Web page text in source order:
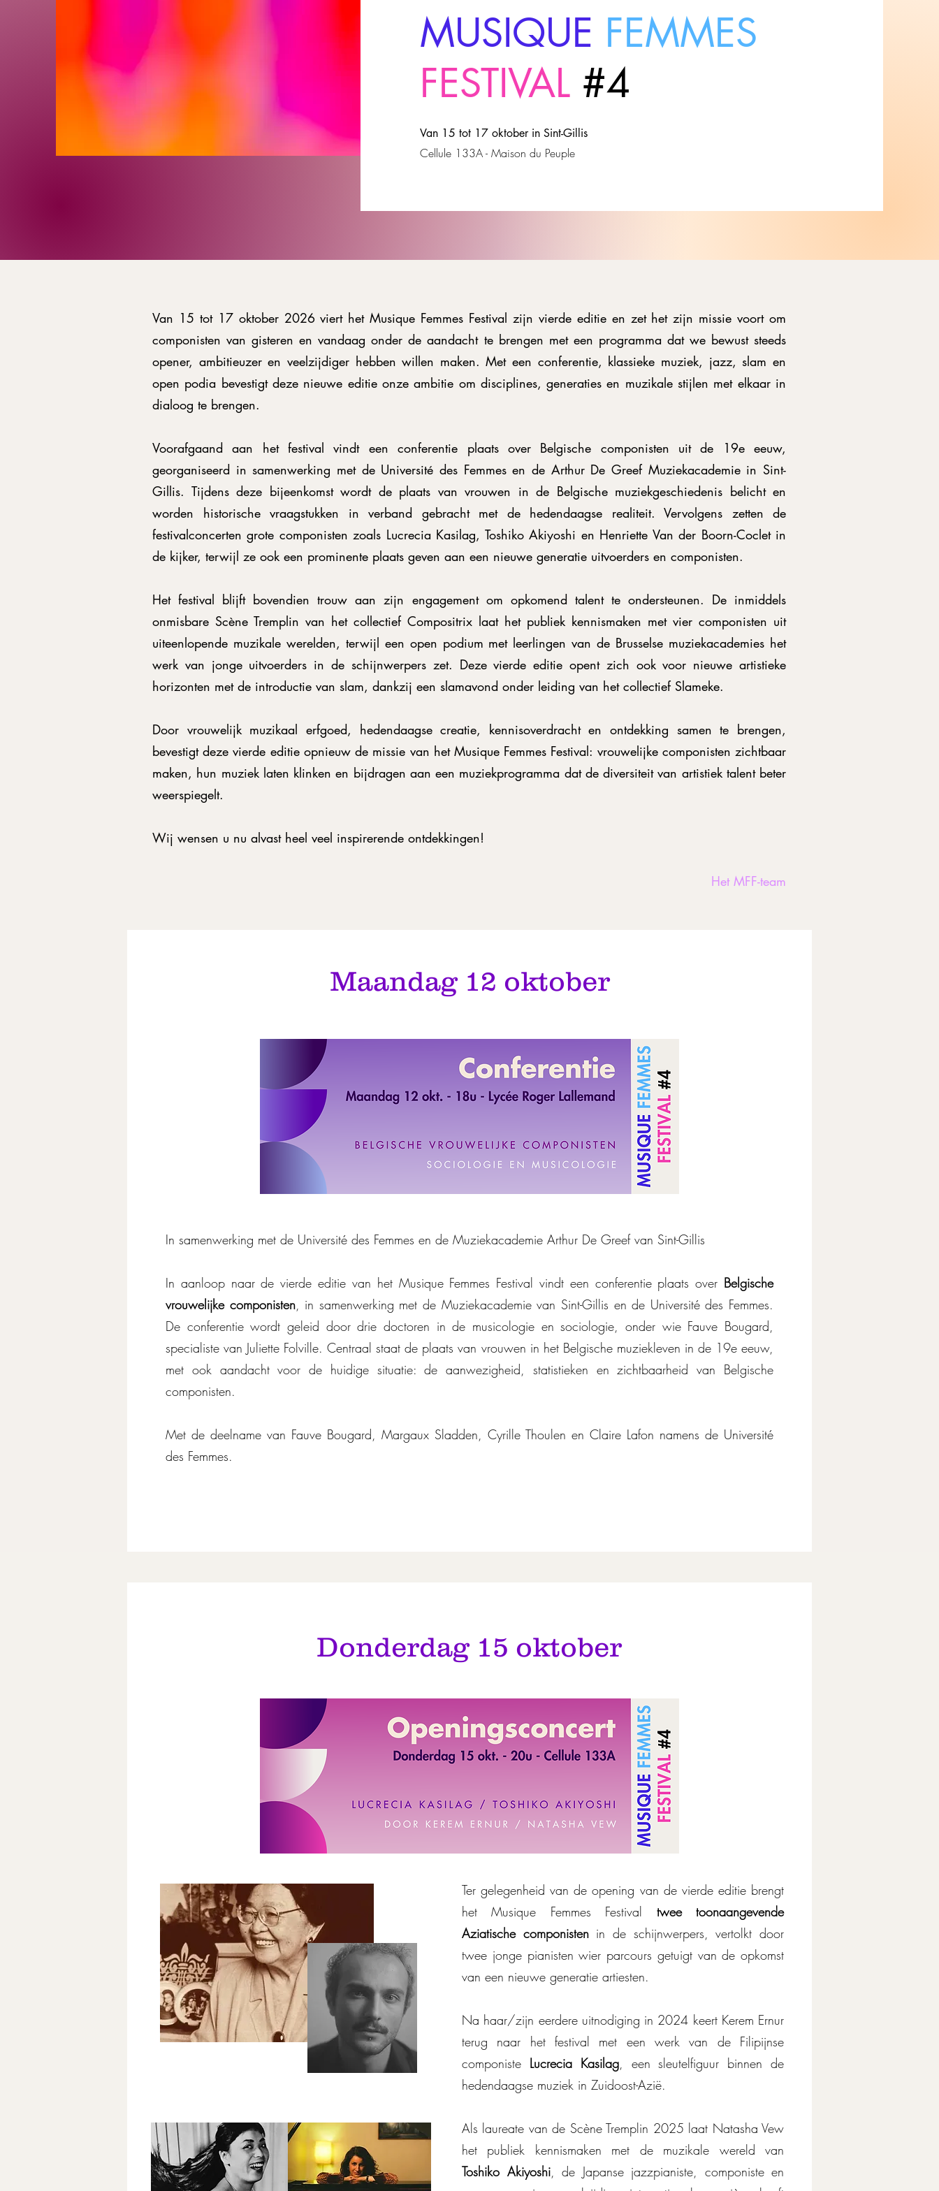
MUSIQUE FEMMES
FESTIVAL #4
Van 15 tot 17 oktober in Sint-Gillis
Cellule 133A - Maison du Peuple
Van 15 tot 17 oktober 2026 viert het Musique Femmes Festival zijn vierde editie en zet het zijn missie voort om
componisten van gisteren en vandaag onder de aandacht te brengen met een programma dat we bewust steeds
opener, ambitieuzer en veelzijdiger hebben willen maken. Met een conferentie, klassieke muziek, jazz, slam en
open podia bevestigt deze nieuwe editie onze ambitie om disciplines, generaties en muzikale stijlen met elkaar in
dialoog te brengen.
Voorafgaand aan het festival vindt een conferentie plaats over Belgische componisten uit de 19e eeuw,
georganiseerd in samenwerking met de Université des Femmes en de Arthur De Greef Muziekacademie in Sint-
Gillis. Tijdens deze bijeenkomst wordt de plaats van vrouwen in de Belgische muziekgeschiedenis belicht en
worden historische vraagstukken in verband gebracht met de hedendaagse realiteit. Vervolgens zetten de
festivalconcerten grote componisten zoals Lucrecia Kasilag, Toshiko Akiyoshi en Henriette Van der Boorn-Coclet in
de kijker, terwijl ze ook een prominente plaats geven aan een nieuwe generatie uitvoerders en componisten.
Het festival blijft bovendien trouw aan zijn engagement om opkomend talent te ondersteunen. De inmiddels
onmisbare Scène Tremplin van het collectief Compositrix laat het publiek kennismaken met vier componisten uit
uiteenlopende muzikale werelden, terwijl een open podium met leerlingen van de Brusselse muziekacademies het
werk van jonge uitvoerders in de schijnwerpers zet. Deze vierde editie opent zich ook voor nieuwe artistieke
horizonten met de introductie van slam, dankzij een slamavond onder leiding van het collectief Slameke.
Door vrouwelijk muzikaal erfgoed, hedendaagse creatie, kennisoverdracht en ontdekking samen te brengen,
bevestigt deze vierde editie opnieuw de missie van het Musique Femmes Festival: vrouwelijke componisten zichtbaar
maken, hun muziek laten klinken en bijdragen aan een muziekprogramma dat de diversiteit van artistiek talent beter
weerspiegelt.
Wij wensen u nu alvast heel veel inspirerende ontdekkingen!
Het MFF-team
Maandag 12 oktober
In samenwerking met de Université des Femmes en de Muziekacademie Arthur De Greef van Sint-Gillis
In aanloop naar de vierde editie van het Musique Femmes Festival vindt een conferentie plaats over Belgische
vrouwelijke componisten, in samenwerking met de Muziekacademie van Sint-Gillis en de Université des Femmes.
De conferentie wordt geleid door drie doctoren in de musicologie en sociologie, onder wie Fauve Bougard,
specialiste van Juliette Folville. Centraal staat de plaats van vrouwen in het Belgische muziekleven in de 19e eeuw,
met ook aandacht voor de huidige situatie: de aanwezigheid, statistieken en zichtbaarheid van Belgische
componisten.
Met de deelname van Fauve Bougard, Margaux Sladden, Cyrille Thoulen en Claire Lafon namens de Université
des Femmes.
Donderdag 15 oktober
Ter gelegenheid van de opening van de vierde editie
brengt het Musique Femmes Festivaltwee toonaangevende
Aziatische componisten in de schijnwerpers, vertolkt door
twee jonge pianisten wier parcours getuigt van de opkomst
van een nieuwe generatie artiesten.
Na haar/zijn eerdere uitnodiging in 2024 keert Kerem
Ernur terug naar het festival met een werk van de Filipijnse
componiste Lucrecia Kasilag, een sleutelfiguur binnen de
hedendaagse muziek in Zuidoost-Azië.
Als laureate van de Scène Tremplin 2025 laat Natasha
Vew het publiek kennismaken met de muzikale wereld van
Toshiko Akiyoshi, de Japanse jazzpianiste, componiste en
Donderdag 15 oktober
Ter gelegenheid van de opening van de vierde editie brengt
het Musique Femmes Festival twee toonaangevende
Aziatische componistenin de schijnwerpers, vertolkt door
twee jonge pianisten wier parcours getuigt van de opkomst
van een nieuwe generatie artiesten.
Na haar/zijn eerdere uitnodiging in 2024 keert Kerem Ernur
terug naar het festival met een werk van de Filipijnse
componiste Lucrecia Kasilag, een sleutelfiguur binnen de
hedendaagse muziek in Zuidoost-Azië.
Als laureate van de Scène Tremplin 2025 laat Natasha Vew
het publiek kennismaken met de muzikale wereld van
Toshiko Akiyoshi, de Japanse jazzpianiste, componiste en